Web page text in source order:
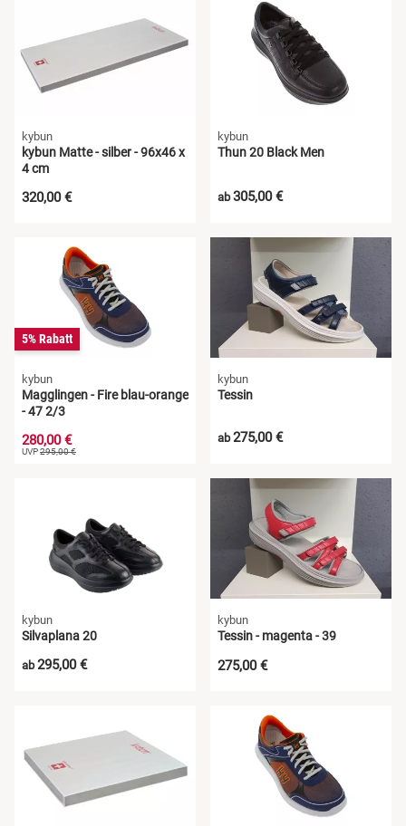
kybun
kybun Matte - silber - 96x46 x
4 cm
320,00 €
kybun
Thun 20 Black Men
ab305,00 €
5% Rabatt
kybun
Magglingen - Fire blau-orange
- 47 2/3
280,00 €
UVP295,00 €
kybun
Tessin
ab275,00 €
kybun
Silvaplana 20
ab295,00 €
kybun
Tessin - magenta - 39
275,00 €